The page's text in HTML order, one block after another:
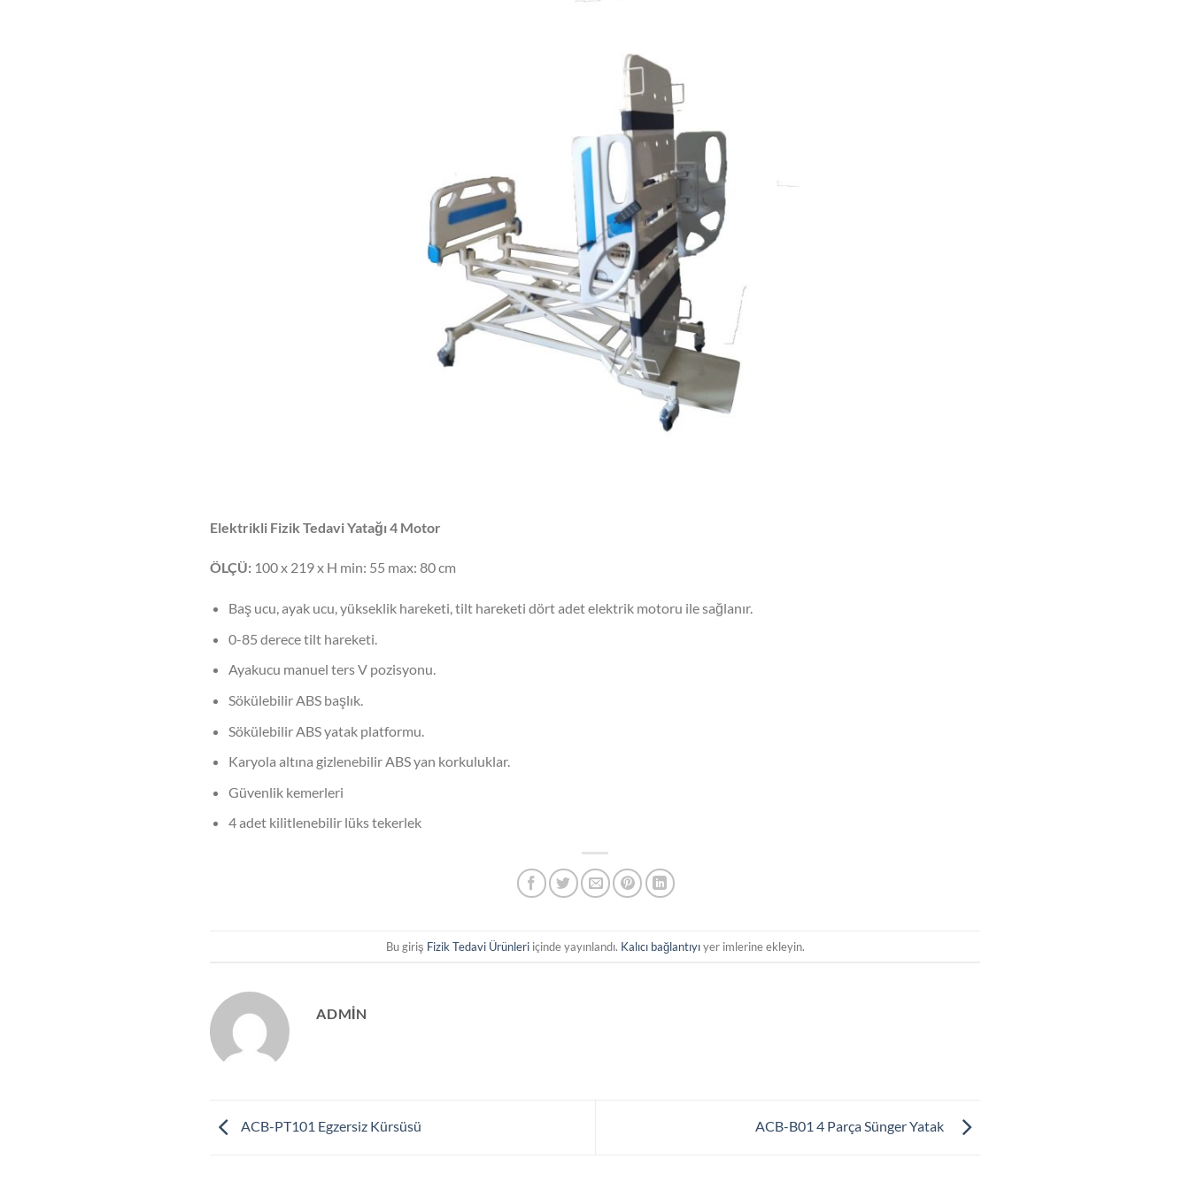
Elektrikli Fizik Tedavi Yatağı 4 Motor
ÖLÇÜ: 100 x 219 x H min: 55 max: 80 cm
Baş ucu, ayak ucu, yükseklik hareketi, tilt hareketi dört adet elektrik motoru ile sağlanır.
0-85 derece tilt hareketi.
Ayakucu manuel ters V pozisyonu.
Sökülebilir ABS başlık.
Sökülebilir ABS yatak platformu.
Karyola altına gizlenebilir ABS yan korkuluklar.
Güvenlik kemerleri
4 adet kilitlenebilir lüks tekerlek
Bu giriş Fizik Tedavi Ürünleriiçinde yayınlandı. Kalıcı bağlantıyıyer imlerine ekleyin.
ADMIN
ACB-PT101 Egzersiz Kürsüsü ACB-B01 4 Parça Sünger Yatak